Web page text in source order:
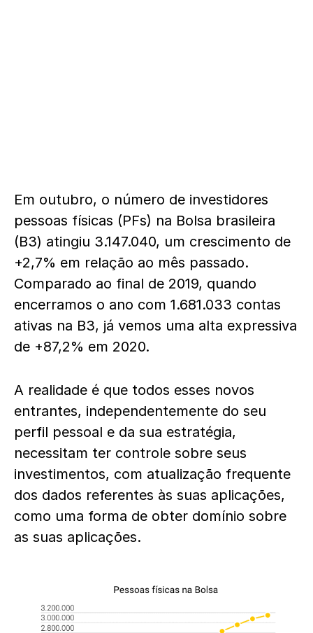
Em outubro, o número de investidores
pessoas físicas (PFs) na Bolsa brasileira
(B3) atingiu 3.147.040, um crescimento de
+2,7% em relação ao mês passado.
Comparado ao final de 2019, quando
encerramos o ano com 1.681.033 contas
ativas na B3, já vemos uma alta expressiva
de +87,2% em 2020.
A realidade é que todos esses novos
entrantes, independentemente do seu
perfil pessoal e da sua estratégia,
necessitam ter controle sobre seus
investimentos, com atualização frequente
dos dados referentes às suas aplicações,
como uma forma de obter domínio sobre
as suas aplicações.